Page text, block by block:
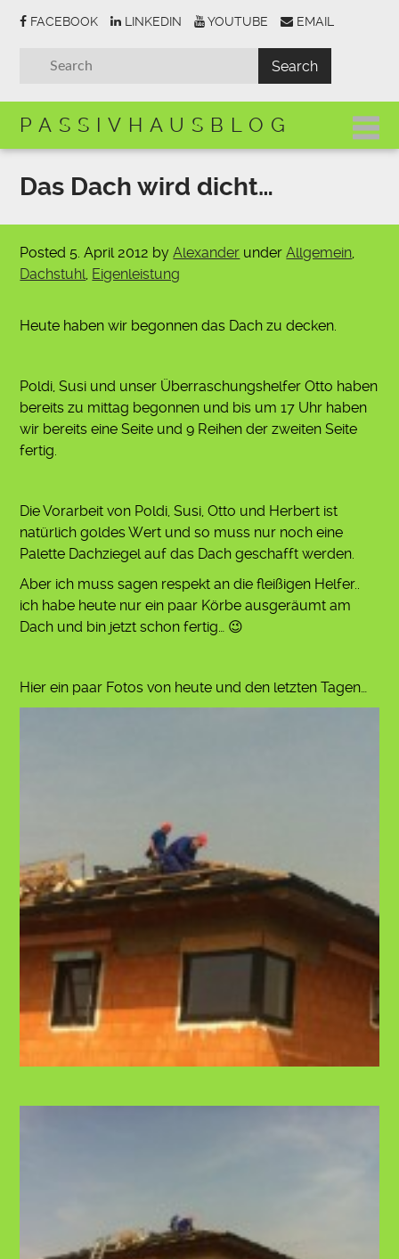
FACEBOOK LINKEDIN YOUTUBE EMAIL
PASSIVHAUSBLOG
Das Dach wird dicht…
Posted 5. April 2012 byAlexander underAllgemein,
Dachstuhl, Eigenleistung
Heute haben wir begonnen das Dach zu decken.
Poldi, Susi und unser Überraschungshelfer Otto haben
bereits zu mittag begonnen und bis um 17 Uhr haben
wir bereits eine Seite und 9 Reihen der zweiten Seite
fertig.
Die Vorarbeit von Poldi, Susi, Otto und Herbert ist
natürlich goldes Wert und so muss nur noch eine
Palette Dachziegel auf das Dach geschafft werden.
Aber ich muss sagen respekt an die fleißigen Helfer..
ich habe heute nur ein paar Körbe ausgeräumt am
Dach und bin jetzt schon fertig… 😉
Hier ein paar Fotos von heute und den letzten Tagen…